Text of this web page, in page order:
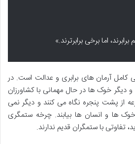
اما برخی برابرترند.»
کامل آرمان های برابری و عدالت است. در
و دیگر خوک ها در حال مهمانی با کشاورزان
از پشت پنجره نگاه می کنند و دیگر نمی
خوک ها و انسان ها بیابند. چرخه ستمگری
با ستمگران قدیم ندارند.